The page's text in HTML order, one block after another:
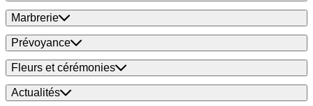
Marbrerie
Prévoyance
Fleurs et cérémonies
Actualités